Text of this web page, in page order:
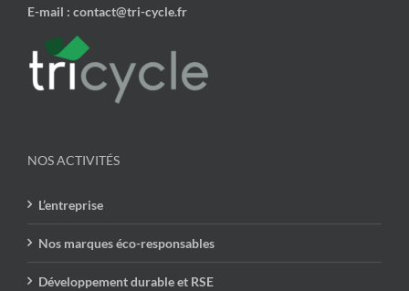
E-mail : contact@tri-cycle.fr
NOS ACTIVITÉS
L’entreprise
Nos marques éco-responsables
Développement durable et RSE